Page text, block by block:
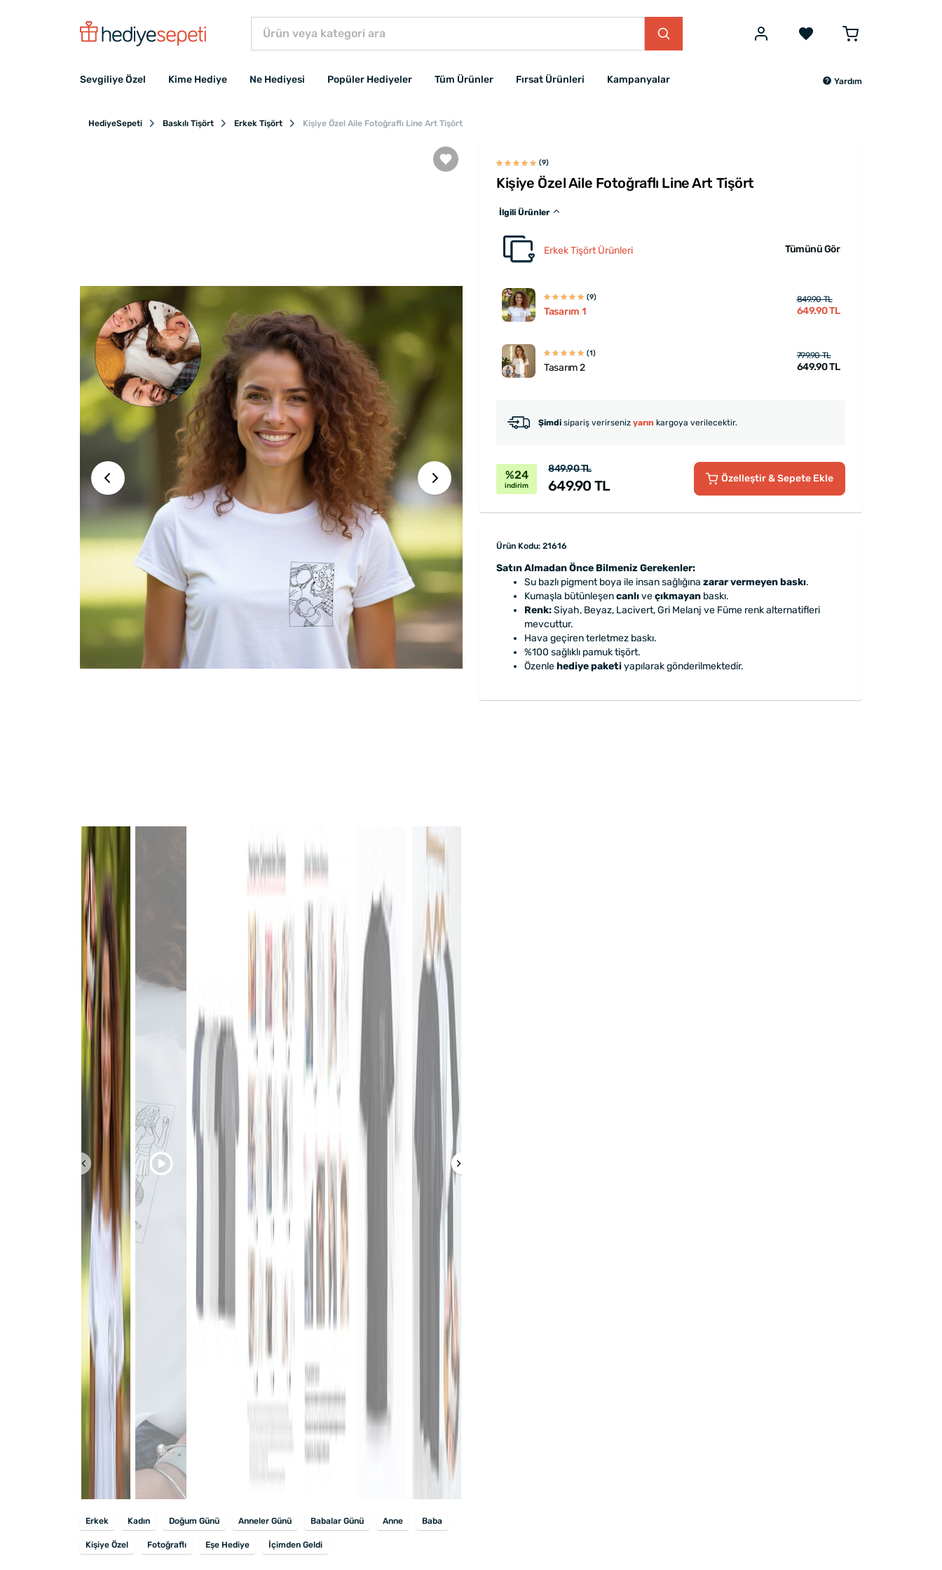
Sevgiliye Özel Kime Hediye Ne Hediyesi Popüler Hediyeler Tüm Ürünler Fırsat Ürünleri Kampanyalar Yardım
HediyeSepeti Baskılı Tişört Erkek Tişört Kişiye Özel Aile Fotoğraflı Line Art Tişört
Erkek Kadın Doğum Günü Anneler Günü Babalar Günü Anne Baba
Kişiye Özel Fotoğraflı Eşe Hediye İçimden Geldi
(9)
Kişiye Özel Aile Fotoğraflı Line Art Tişört
İlgili Ürünler
Erkek Tişört Ürünleri Tümünü Gör
(9)
Tasarım 1
849.90 TL
649.90 TL
(1)
Tasarım 2
799.90 TL
649.90 TL
Şimdi sipariş verirseniz yarın kargoya verilecektir.
%24
indirim
849.90 TL
649.90 TL Özelleştir& Sepete Ekle
Ürün Kodu: 21616
Satın Almadan Önce Bilmeniz Gerekenler:
Su bazlı pigment boya ile insan sağlığına zarar vermeyen baskı.
Kumaşla bütünleşencanlıveçıkmayan baskı.
Renk:Siyah, Beyaz, Lacivert, Gri Melanj ve Füme renk alternatifleri
mevcuttur.
Hava geçiren terletmez baskı.
%100 sağlıklı pamuk tişört.
Özenlehediye paketiyapılarak gönderilmektedir.